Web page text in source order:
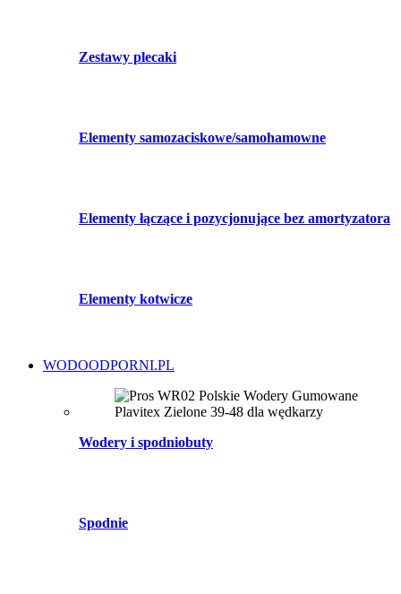
Zestawy plecaki
Elementy samozaciskowe/samohamowne
Elementy łączące i pozycjonujące bez amortyzatora
Elementy kotwicze
WODOODPORNI.PL
Wodery i spodniobuty
Spodnie